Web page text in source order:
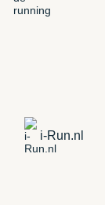
i-Run.nl